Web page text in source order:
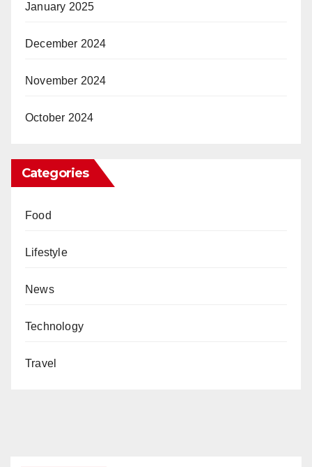
January 2025
December 2024
November 2024
October 2024
Categories
Food
Lifestyle
News
Technology
Travel